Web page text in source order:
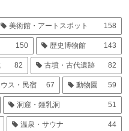
美術館・アートスポット 158
150 歴史博物館 143
82 古墳・古代遺跡 82
ス・民宿 67 動物園 59
洞窟・鍾乳洞 51
温泉・サウナ 44